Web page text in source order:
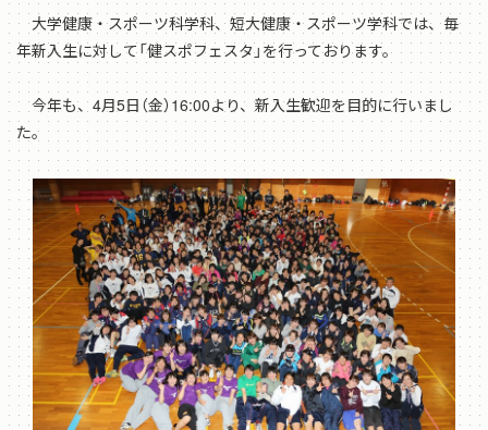
大学健康・スポーツ科学科、短大健康・スポーツ学科では、毎
年新入生に対して「健スポフェスタ」を行っております。
今年も、4月5日（金）16:00より、新入生歓迎を目的に行いまし
た。